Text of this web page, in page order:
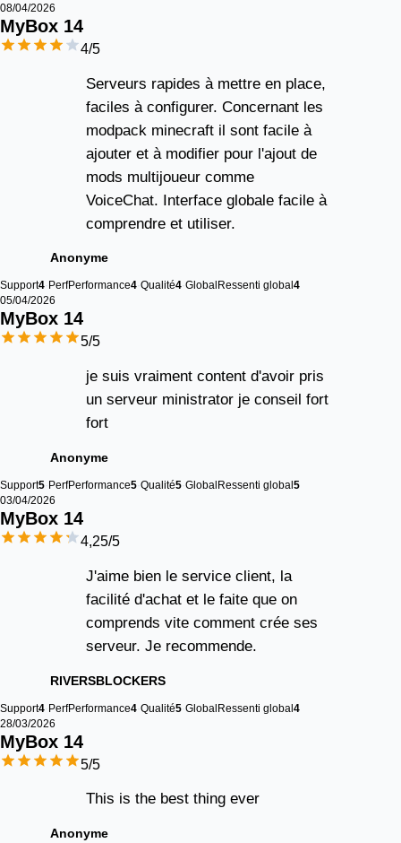
08/04/2026
MyBox 14
4/5
Serveurs rapides à mettre en place,
faciles à configurer. Concernant les
modpack minecraft il sont facile à
ajouter et à modifier pour l'ajout de
mods multijoueur comme
VoiceChat. Interface globale facile à
comprendre et utiliser.
Anonyme
Support4 PerfPerformance4 Qualité4 Global Ressenti global 4
05/04/2026
MyBox 14
5/5
je suis vraiment content d'avoir pris
un serveur ministrator je conseil fort
fort
Anonyme
Support5 PerfPerformance5 Qualité5 Global Ressenti global 5
03/04/2026
MyBox 14
4,25/5
J'aime bien le service client, la
facilité d'achat et le faite que on
comprends vite comment crée ses
serveur. Je recommende.
RIVERSBLOCKERS
Support4 PerfPerformance4 Qualité5 GlobalRessenti global4
28/03/2026
MyBox 14
5/5
This is the best thing ever
Anonyme